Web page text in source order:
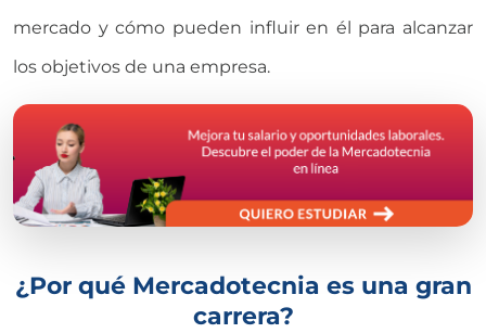
mercado y cómo pueden influir en él para alcanzar
los objetivos de una empresa.
¿Por qué Mercadotecnia es una gran
carrera?